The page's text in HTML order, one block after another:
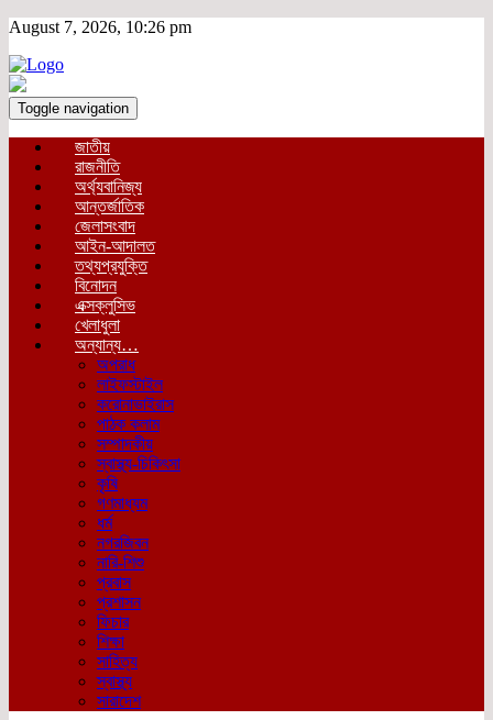
August 7, 2026, 10:26 pm
Toggle navigation
জাতীয়
রাজনীতি
অর্থ্যবানিজ্য
আন্তর্জাতিক
জেলাসংবাদ
আইন-আদালত
তথ্যপ্রযুক্তি
বিনোদন
এক্সক্লুসিভ
খেলাধুলা
অন্যান্য…
অপরাধ
লাইফস্টাইল
করোনাভাইরাস
পাঠক কলাম
সম্পাদকীয়
স্বাস্থ্য-চিকিৎসা
কৃষি
গণমাধ্যম
ধর্ম
নগরজিবন
নারি-শিশু
প্রবাস
প্রশাসন
ফিচার
শিক্ষা
সাহিত্য
স্বাস্থ্য
সারাদেশ